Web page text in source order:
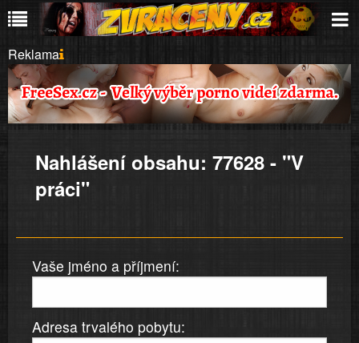
Reklama
Nahlášení obsahu: 77628 - "V
práci"
Vaše jméno a příjmení:
Adresa trvalého pobytu: